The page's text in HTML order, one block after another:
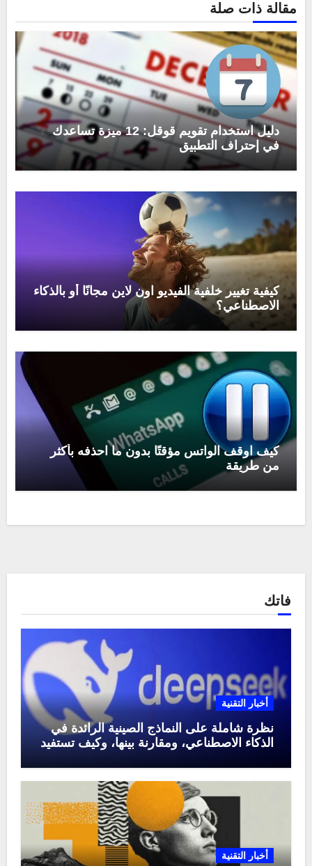
مقالة ذات صلة
دليل استخدام تقويم قوقل: 12 ميزة تساعدك
في إحتراف التطبيق
كيفية تغيير خلفية الفيديو اون لاين مجانًا أو بالذكاء
الاصطناعي؟
كيف اوقف الواتس مؤقتًا بدون ما احذفه بأكثر
من طريقة
فاتك
أخبار التقنية
نظرة شاملة على النماذج الصينية الرائدة في
الذكاء الاصطناعي، ومقارنة بينها، وكيف تستفيد
أخبار التقنية